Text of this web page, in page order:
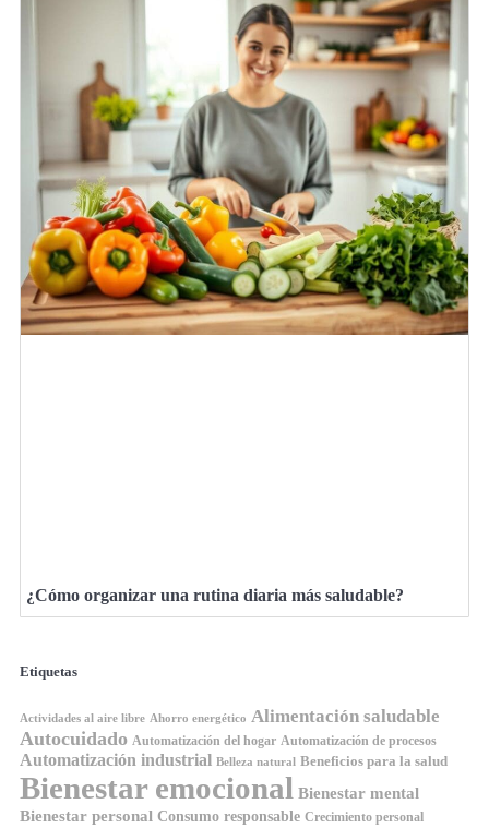
¿Cómo organizar una rutina diaria más saludable?
Etiquetas
Actividades al aire libre Ahorro energético Alimentación saludable
Autocuidado Automatización del hogar Automatización de procesos
Automatización industrial Belleza natural Beneficios para la salud
Bienestar emocional Bienestar mental
Bienestar personal Consumo responsable Crecimiento personal